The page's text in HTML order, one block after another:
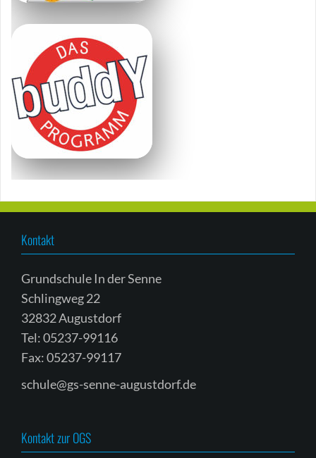
Kontakt
Grundschule In der Senne
Schlingweg 22
32832 Augustdorf
Tel: 05237-99116
Fax: 05237-99117
schule@gs-senne-augustdorf.de
Kontakt zur OGS